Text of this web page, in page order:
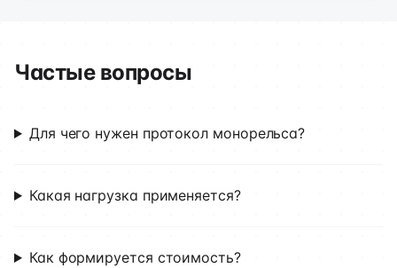
Частые вопросы
Для чего нужен протокол монорельса?
Какая нагрузка применяется?
Как формируется стоимость?